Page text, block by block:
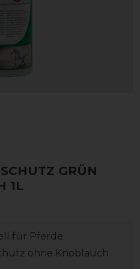
GRÜN
1L
für Pferde
ohne Knoblauch